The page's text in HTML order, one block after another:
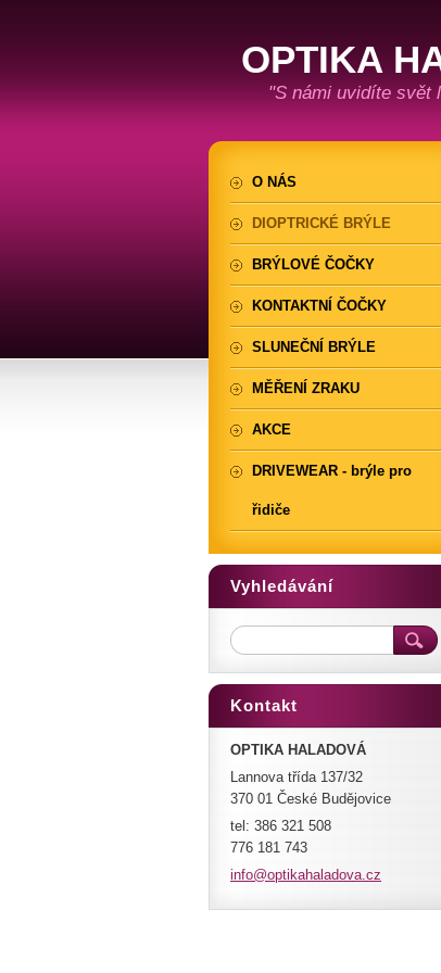
OPTIKA
"S námi uvidíte svět
O NÁS
DIOPTRICKÉ BRÝLE
BRÝLOVÉ ČOČKY
KONTAKTNÍ ČOČKY
SLUNEČNÍ BRÝLE
MĚŘENÍ ZRAKU
AKCE
DRIVEWEAR - brýle pro
řidiče
Vyhledávání
Kontakt
OPTIKA HALADOVÁ
Lannova třída 137/32
370 01 České Budějovice
tel: 386 321 508
776 181 743
info@optikahaladova.cz